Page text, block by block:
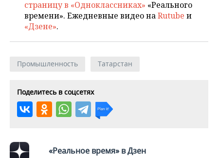
страницу в «Одноклассниках» «Реального
времени». Ежедневные видео наRutube и
«Дзене».
Промышленность Татарстан
Поделитесь в соцсетях
«Реальное время» в Дзен